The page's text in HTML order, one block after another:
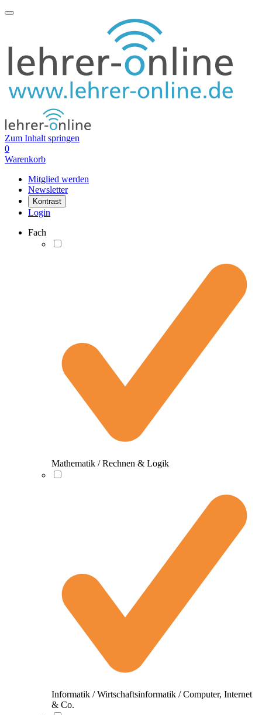
Zum Inhalt springen
0
Warenkorb
Mitglied werden
Newsletter
Kontrast
Login
Fach
Mathematik / Rechnen & Logik
Informatik / Wirtschaftsinformatik / Computer, Internet
& Co.